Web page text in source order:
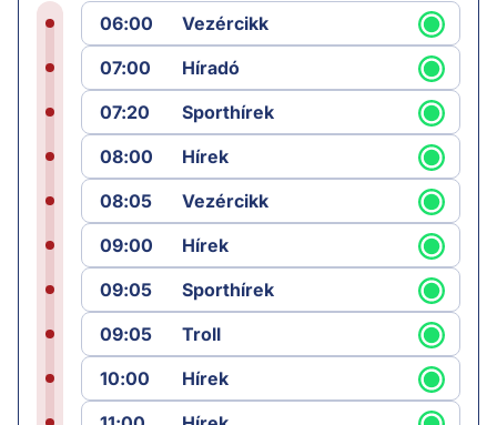
06:00
Vezércikk
07:00
Híradó
07:20
Sporthírek
08:00
Hírek
08:05
Vezércikk
09:00
Hírek
09:05
Sporthírek
09:05
Troll
10:00
Hírek